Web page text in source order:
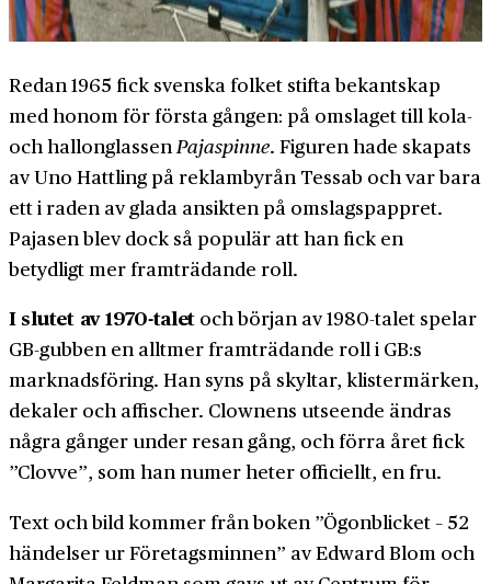
Redan 1965 fick svenska folket stifta bekantskap
med honom för första gången: på omslaget till kola-
och hallonglassenPajaspinne. Figuren hade skapats
av Uno Hattling på reklambyrån Tessab och var bara
ett i raden av glada ansikten på omslagspappret.
Pajasen blev dock så populär att han fick en
betydligt mer framträdande roll.
I slutet av 1970-talet och början av 1980-talet spelar
GB-gubben en alltmer framträdande roll i GB:s
marknadsföring. Han syns på skyltar, klistermärken,
dekaler och affischer. Clownens utseende ändras
några gånger under resan gång, och förra året fick
”Clovve”, som han numer heter officiellt, en fru.
Text och bild kommer från boken ”Ögonblicket – 52
händelser ur Företagsminnen” av Edward Blom och